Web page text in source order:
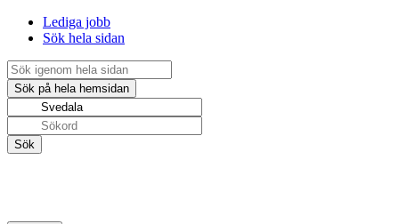
Lediga jobb
Sök hela sidan